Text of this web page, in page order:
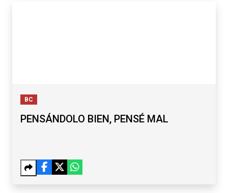
BC
PENSÁNDOLO BIEN, PENSÉ MAL